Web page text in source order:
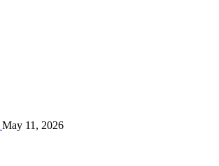
May 11, 2026